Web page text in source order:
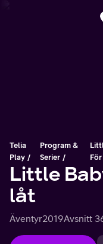
Telia
Play
Program &
Serier
Little
låt
Äventyr2019Avsnitt